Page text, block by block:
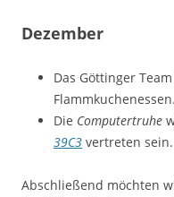
Dezember
Das Göttinger
Flammkuchenessen.
Die Computertruhe
39C3 vertreten sein.
Abschließend möchten